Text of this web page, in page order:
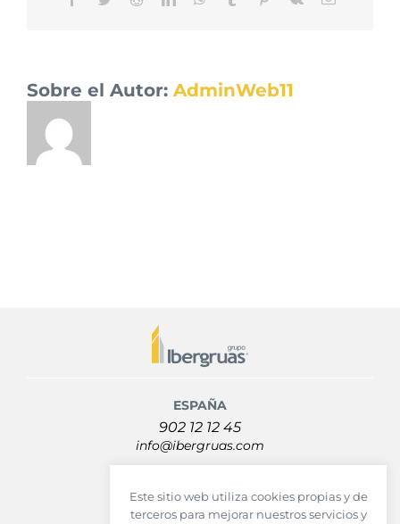
Sobre el Autor: AdminWeb11
ESPAÑA
902 12 12 45
info@ibergruas.com
+52 (55) 5208 1286
Este sitio web utiliza cookies propias y de
terceros para mejorar nuestros servicios y